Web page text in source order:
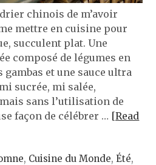
chinois de m’avoir
mettre en cuisine pour
succulent plat. Une
composé de légumes en
gambas et une sauce ultra
sucrée, mi salée,
sans l’utilisation de
façon de célébrer … [Read
, Cuisine du Monde,Été,